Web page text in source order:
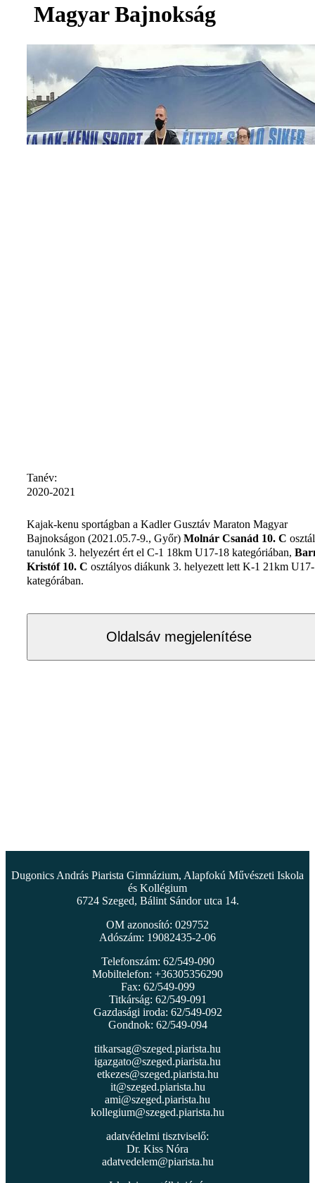
Magyar Bajnokság
Tanév:
2020-2021
Kajak-kenu sportágban a Kadler Gusztáv Maraton Magyar
Bajnokságon (2021.05.7-9., Győr) Molnár Csanád 10. C
tanulónk 3. helyezért ért el C-1 18km U17-18 kategóriában,
Kristóf 10. C osztályos diákunk 3. helyezett lett K-1 21km
kategórában.
Oldalsáv megjelenítése
Dugonics András Piarista Gimnázium, Alapfokú Művészeti Iskola
és Kollégium
6724 Szeged, Bálint Sándor utca 14.
OM azonosító: 029752
Adószám: 19082435-2-06
Telefonszám: 62/549-090
Mobiltelefon: +36305356290
Fax: 62/549-099
Titkárság: 62/549-091
Gazdasági iroda: 62/549-092
Gondnok: 62/549-094
titkarsag@szeged.piarista.hu
igazgato@szeged.piarista.hu
etkezes@szeged.piarista.hu
it@szeged.piarista.hu
ami@szeged.piarista.hu
kollegium@szeged.piarista.hu
adatvédelmi tisztviselő:
Dr. Kiss Nóra
adatvedelem@piarista.hu